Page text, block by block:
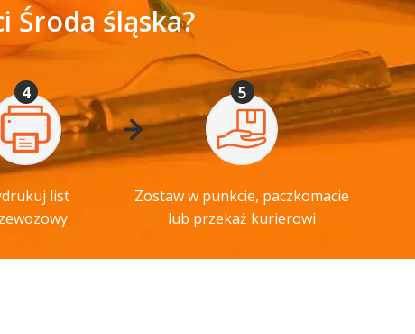
Środa śląska?
4
list
5
Zostaw w punkcie, paczkomacie
lub przekaż kurierowi